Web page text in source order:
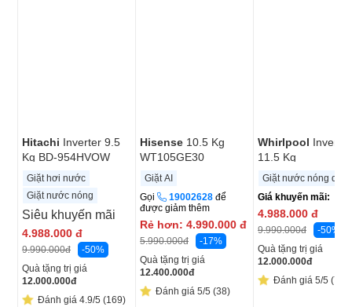
Hitachi Inverter 9.5
Kg BD-954HVOW
Giặt hơi nước
Giặt nước nóng
Siêu khuyến mãi
4.988.000 đ
9.990.000đ
-50%
Quà tặng trị giá
12.000.000đ
Đánh giá 4.9/5 (169)
Hisense 10.5 Kg
WT105GE30
Giặt AI
Gọi 19002628 để
được giảm thêm
Rẻ hơn: 4.990.000 đ
5.990.000đ
-17%
Quà tặng trị giá
12.400.000đ
Đánh giá 5/5 (38)
Whirlpool Inverter
11.5 Kg
VWIID11502FG
Giặt nước nóng diệt
Giá khuyến mãi:
4.988.000 đ
9.990.000đ
-50%
Quà tặng trị giá
12.000.000đ
Đánh giá 5/5 (7)